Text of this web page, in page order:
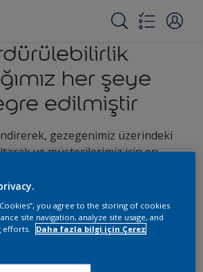
her şeye
edilmiştir
gezegenimiz üzerindeki
ve müşterilerimiz için en
yüzden sürdürülebilir iş
İnsanlar. Dünya. Boya. olarak
benimsiyoruz.
you agree to the storing of cookies
site navigation, analyze site usage, and
efforts.
Daha fazla bilgi için Çerez